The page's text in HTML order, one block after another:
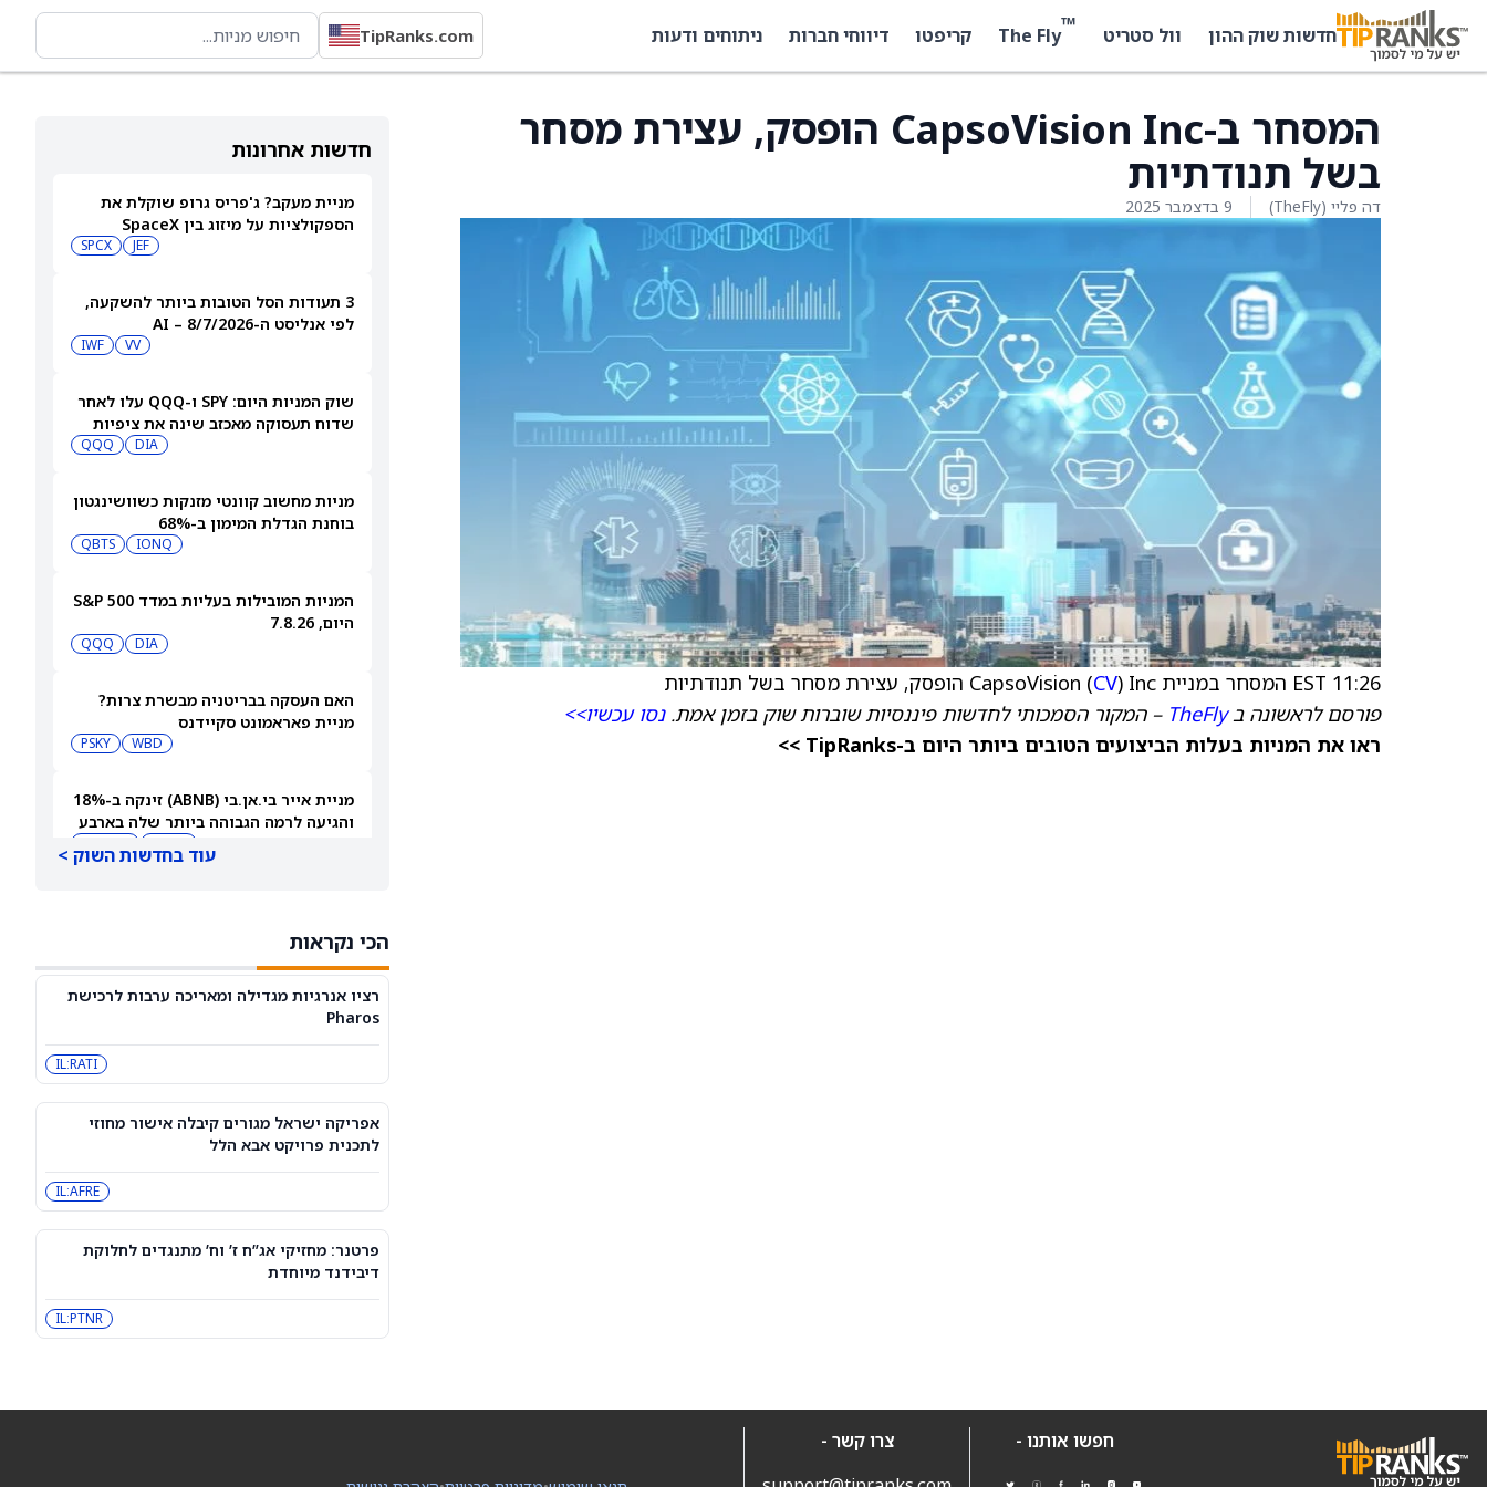
חדשות שוק ההון וול סטריט ™
The Fly קריפטו דיווחי חברות ניתוחים ודעות TipRanks.com
חדשות אחרונות
מניית מעקב? ג'פריס גרופ שוקלת את
הספקולציות על מיזוג בין SpaceX
JEF
SPCX
3 תעודות הסל הטובות ביותר להשקעה,
לפי אנליסט ה-AI – 8/7/2026
VV
IWF
שוק המניות היום: SPY ו-QQQ עלו לאחר
שדוח תעסוקה מאכזב שינה את ציפיות
DIA
QQQ
מניות מחשוב קוונטי מזנקות כשוושינגטון
בוחנת הגדלת המימון ב-68%
IONQ
QBTS
המניות המובילות בעליות במדד S&P 500
היום, 7.8.26
DIA
QQQ
האם העסקה בבריטניה מבשרת צרות?
מניית פאראמונט סקיידנס
WBD
PSKY
מניית אייר בי.אן.בי (ABNB) זינקה ב-18%
והגיעה לרמה הגבוהה ביותר שלה בארבע
בגודלה בארה"ב
3 מניות דיבידנד אריסטוקרט בדירוג
קנייה חזקה שכדאי לקנות עכשיו כדי
לקבל תשלום בספטמבר — 8/7/26
CVX
JNJ
מניית פורד (NYSE:F) עולה, אך עולים
ספקות לגבי ה-Fathom
3 מניות ה-AI הטובות ביותר עם פוטנציאל
INOD
סוכני AI ממשיכים לפרוץ לחברות, אבל
META
PC:ANTPQ
עוד בחדשות השוק >
הכי נקראות
רציו אנרגיות מגדילה ומאריכה ערבות לרכישת
Pharos
IL:RATI
אפריקה ישראל מגורים קיבלה אישור מחוזי
לתכנית פרויקט אבא הלל
IL:AFRE
פרטנר: מחזיקי אג”ח ז’ וח’ מתנגדים לחלוקת
דיבידנד מיוחדת
IL:PTNR
המסחר ב-CapsoVision Inc הופסק, עצירת מסחר
בשל תנודתיות
דה פליי (TheFly) 9 בדצמבר 2025
11:26 EST המסחר במניית CapsoVision ( CV) Inc הופסק, עצירת מסחר בשל תנודתיות
פורסם לראשונה בTheFly – המקור הסמכותי לחדשות פיננסיות שוברות שוק בזמן אמת.נסו עכשיו>>
ראו את המניות בעלות הביצועים הטובים ביותר היום ב-TipRanks >>
חפשו אותנו -
צרו קשר -